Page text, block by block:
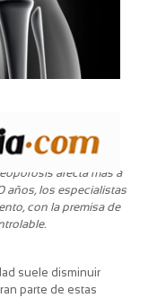
afecta más a
años, los especialistas
con la premisa de
suele disminuir
parte de estas